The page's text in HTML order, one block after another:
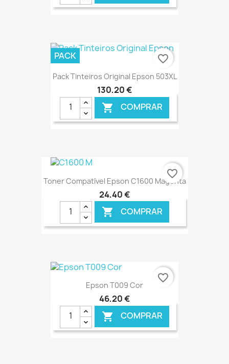
€ ONLINE
Pack Tinteiros Original Epson 503XL
130,20 €
 COMPRAR
PACK favorite_border
Toner Compatível Epson C1600 Magenta
24,40 €
 COMPRAR
€ ONLINE
favorite_border
Epson T009 Cor
46,20 €
 COMPRAR
favorite_border